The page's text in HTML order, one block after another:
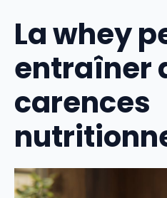
La whey
entraîner
carences